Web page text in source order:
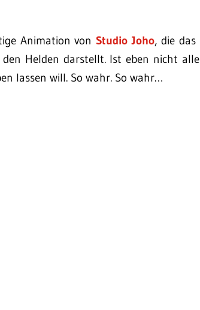
Animation vonStudio Joho, die das
Helden darstellt. Ist eben nicht
lassen will. So wahr. So wahr…